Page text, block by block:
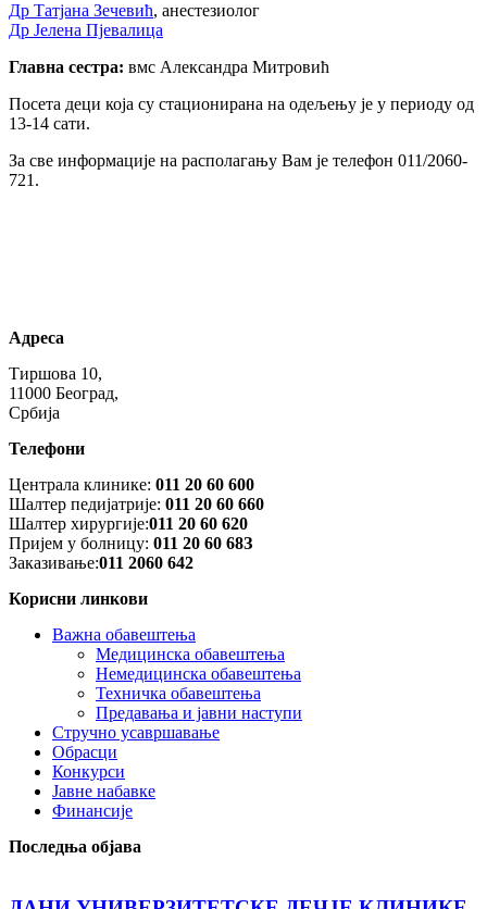
Др Татјана Зечевић, анестезиолог
Др Јелена Пјевалица
Главна сестра: вмс Александра Митровић
Посета деци која су стационирана на одељењу је у периоду од
13-14 сати.
За све информације на располагању Вам је телефон 011/2060-
721.
Адреса
Тиршова 10,
11000 Београд,
Србија
Телефони
Централа клинике: 011 20 60 600
Шалтер педијатрије: 011 20 60 660
Шалтер хирургије:011 20 60 620
Пријем у болницу: 011 20 60 68З
Заказивање:011 2060 642
Корисни линкови
Важна обавештења
Медицинска обавештења
Немедицинска обавештења
Техничка обавештења
Предавања и јавни наступи
Стручно усавршавање
Обрасци
Конкурси
Јавне набавке
Финансије
Последња објава